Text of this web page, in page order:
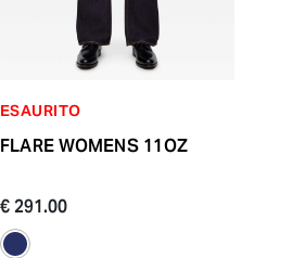
ESAURITO
FLARE WOMENS 11OZ
€ 291.00